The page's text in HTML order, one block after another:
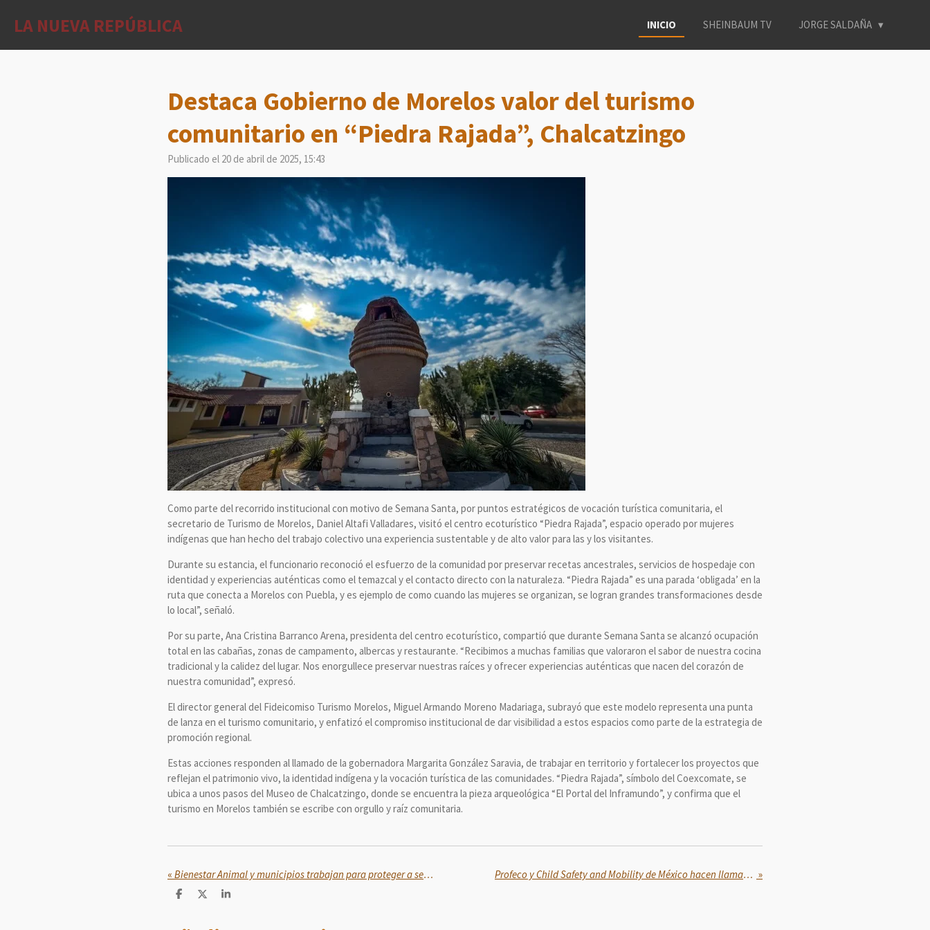
LA NUEVA REPÚBLICA INICIO SHEINBAUM TV JORGE SALDAÑA
Destaca Gobierno de Morelos valor del turismo
comunitario en “Piedra Rajada”, Chalcatzingo
Publicado el 20 de abril de 2025, 15:43
Como parte del recorrido institucional con motivo de Semana Santa, por puntos estratégicos de vocación turística comunitaria, el
secretario de Turismo de Morelos, Daniel Altafi Valladares, visitó el centro ecoturístico “Piedra Rajada”, espacio operado por mujeres
indígenas que han hecho del trabajo colectivo una experiencia sustentable y de alto valor para las y los visitantes.
Durante su estancia, el funcionario reconoció el esfuerzo de la comunidad por preservar recetas ancestrales, servicios de hospedaje con
identidad y experiencias auténticas como el temazcal y el contacto directo con la naturaleza. “Piedra Rajada” es una parada ‘obligada’ en la
ruta que conecta a Morelos con Puebla, y es ejemplo de como cuando las mujeres se organizan, se logran grandes transformaciones desde
lo local”, señaló.
Por su parte, Ana Cristina Barranco Arena, presidenta del centro ecoturístico, compartió que durante Semana Santa se alcanzó ocupación
total en las cabañas, zonas de campamento, albercas y restaurante. “Recibimos a muchas familias que valoraron el sabor de nuestra cocina
tradicional y la calidez del lugar. Nos enorgullece preservar nuestras raíces y ofrecer experiencias auténticas que nacen del corazón de
nuestra comunidad”, expresó.
El director general del Fideicomiso Turismo Morelos, Miguel Armando Moreno Madariaga, subrayó que este modelo representa una punta
de lanza en el turismo comunitario, y enfatizó el compromiso institucional de dar visibilidad a estos espacios como parte de la estrategia de
promoción regional.
Estas acciones responden al llamado de la gobernadora Margarita González Saravia, de trabajar en territorio y fortalecer los proyectos que
reflejan el patrimonio vivo, la identidad indígena y la vocación turística de las comunidades. “Piedra Rajada”, símbolo del Coexcomate, se
ubica a unos pasos del Museo de Chalcatzingo, donde se encuentra la pieza arqueológica “El Portal del Inframundo”, y confirma que el
turismo en Morelos también se escribe con orgullo y raíz comunitaria.
« Bienestar Animal y municipios trabajan para proteger a seres sintientes en Puebla Profeco y Child Safety and Mobility de México hacen llamado para revisar asientos infantiles de auto »
C
C
C